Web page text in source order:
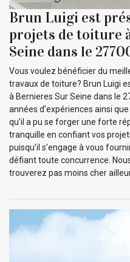
Brun Luigi est
projets de toiture
Seine dans le
Vous voulez bénéficier du
travaux de toiture? Brun Luigi
à Bernieres Sur Seine dans le
années d’expériences ainsi
qu’il a pu se forger une forte
tranquille en confiant vos
puisqu’il s’engage à vous
défiant toute concurrence.
trouverez pas moins cher